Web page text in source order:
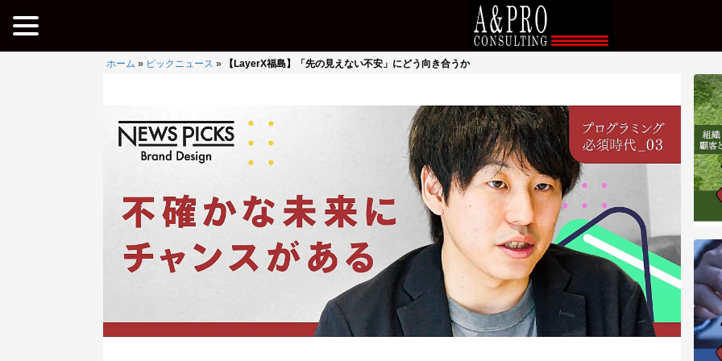
ホーム » ピックニュース » 【LayerX福島】「先の見えない不安」にどう向き合うか